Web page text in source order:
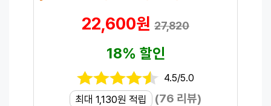
22,600원 27,820
18% 할인
4.5/5.0
최대 1,130원 적립 (76 리뷰)